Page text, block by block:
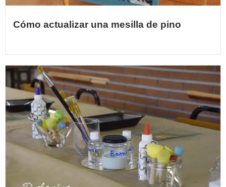
Cómo actualizar una mesilla de pino